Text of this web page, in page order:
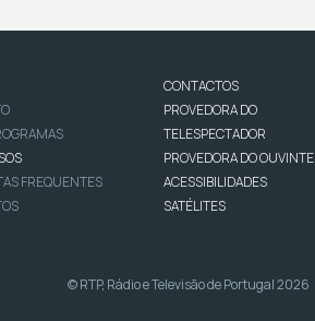
FREQUENTES
CONTACTOS
PROVEDORA DO
TELESPECTADOR
PROVEDORA DO OUVINTE
ACESSIBILIDADES
SATÉLITES
© RTP, Rádio e Televisão de Portugal 2026